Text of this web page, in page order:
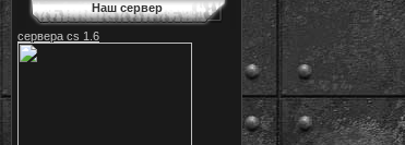
Наш сервер
сервера cs 1.6